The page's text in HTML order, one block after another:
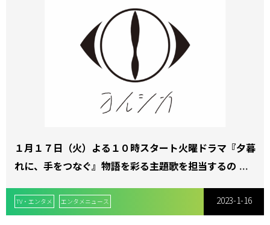
１月１７日（火）よる１０時スタート火曜ドラマ『夕暮
れに、手をつなぐ』物語を彩る主題歌を担当するのはヨ
TV・エンタメ エンタメニュース 2023-1-16